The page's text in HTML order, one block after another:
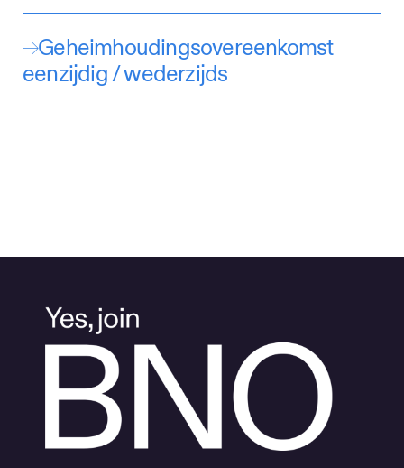
Geheimhoudingsovereenkomst
eenzijdig / wederzijds